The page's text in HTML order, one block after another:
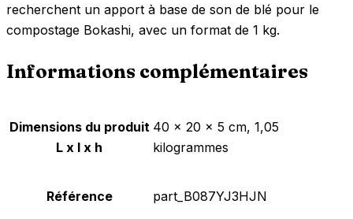
recherchent un apport à base de son de blé pour le
compostage Bokashi, avec un format de 1 kg.
Informations complémentaires
Dimensions du produit
L x l x h
‎40 x 20 x 5 cm, 1,05
kilogrammes
Référence ‎part_B087YJ3HJN